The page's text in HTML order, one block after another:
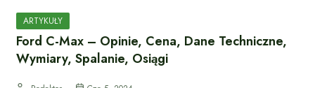
ARTYKUŁY
Ford C-Max – Opinie, Cena, Dane Techniczne,
Wymiary, Spalanie, Osiągi